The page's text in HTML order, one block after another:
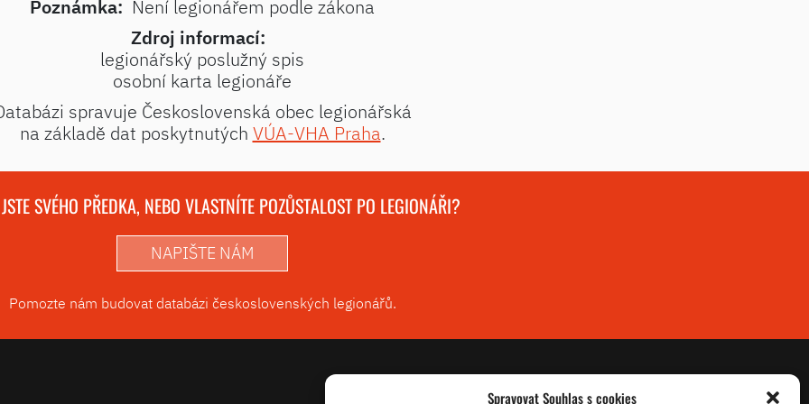
Spravovat Souhlas s cookies
Poznámka: Není legionářem podle zákona
Zdroj informací:
legionářský poslužný spis
osobní karta legionáře
spravuje Československá obec legionářská
na základě dat poskytnutých VÚA-VHA Praha.
SVÉHO PŘEDKA, NEBO VLASTNÍTE POZŮSTALOST PO LEGIONÁŘI?
NAPIŠTE NÁM
Pomozte nám budovat databázi československých legionářů.